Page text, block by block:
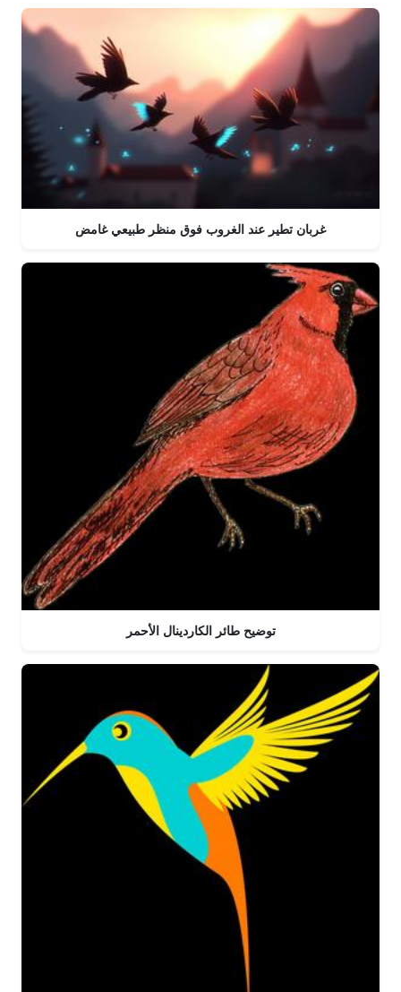
غربان تطير عند الغروب فوق منظر طبيعي غامض
توضيح طائر الكاردينال الأحمر